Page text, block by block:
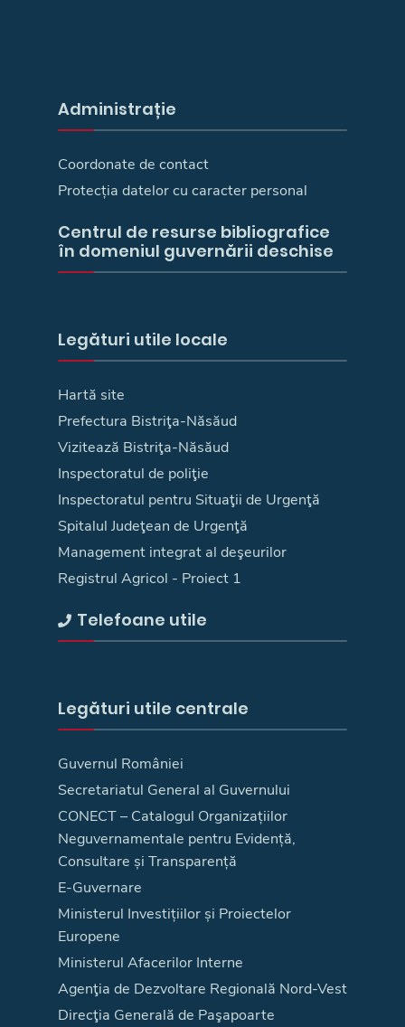
Administrație
Coordonate de contact
Protecția datelor cu caracter personal
Centrul de resurse bibliografice
în domeniul guvernării deschise
Legături utile locale
Hartă site
Prefectura Bistriţa-Năsăud
Vizitează Bistriţa-Năsăud
Inspectoratul de poliţie
Inspectoratul pentru Situaţii de Urgenţă
Spitalul Judeţean de Urgenţă
Management integrat al deşeurilor
Registrul Agricol - Proiect 1
Telefoane utile
Legături utile centrale
Guvernul României
Secretariatul General al Guvernului
CONECT – Catalogul Organizațiilor
Neguvernamentale pentru Evidență,
Consultare și Transparență
E-Guvernare
Ministerul Investițiilor și Proiectelor
Europene
Ministerul Afacerilor Interne
Agenţia de Dezvoltare Regională Nord-Vest
Direcţia Generală de Paşapoarte